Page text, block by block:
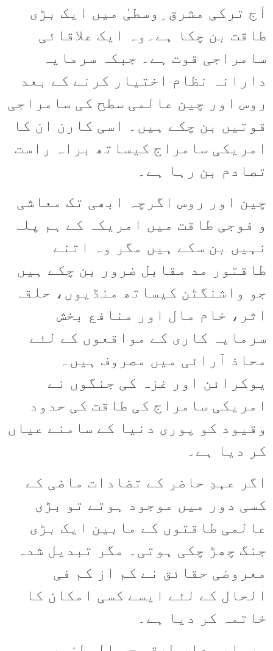
آج ترکی مشرق ِوسطیٰ میں ایک بڑی
طاقت بن چکا ہے۔وہ ایک علاقائی
سامراجی قوت ہے۔ جبکہ سرمایہ
دارانہ نظام اختیار کرنے کے بعد
روس اور چین عالمی سطح کی سامراجی
قوتیں بن چکے ہیں۔ اسی کارن ان کا
امریکی سامراج کیساتھ براہ راست
تصادم بن رہا ہے۔
چین اور روس اگرچہ ابھی تک معاشی
و فوجی طاقت میں امریکہ کے ہم پلہ
نہیں بن سکے ہیں مگر وہ اتنے
طاقتور مد مقابل ضرور بن چکے ہیں
جو واشنگٹن کیساتھ منڈیوں، حلقہ
اثر، خام مال اور منافع بخش
سرمایہ کاری کے مواقعوں کے لئے
محاذ آرائی میں مصروف ہیں۔
یوکرائن اور غزہ کی جنگوں نے
امریکی سامراج کی طاقت کی حدود
وقیود کو پوری دنیا کے سامنے عیاں
کر دیا ہے۔
اگر عہدِ حاضر کے تضادات ماضی کے
کسی دور میں موجود ہوتے تو بڑی
عالمی طاقتوں کے مابین ایک بڑی
جنگ چھڑ چکی ہوتی۔ مگر تبدیل شدہ
معروضی حقائق نے کم از کم فی
الحال کے لئے ایسے کسی امکان کا
خاتمہ کر دیا ہے۔